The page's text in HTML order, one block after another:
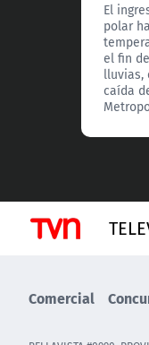
El
polar
el fin
lluvias,
caída
Comercial